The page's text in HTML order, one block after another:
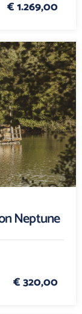
€ 1.269,00
Neptune
€ 320,00